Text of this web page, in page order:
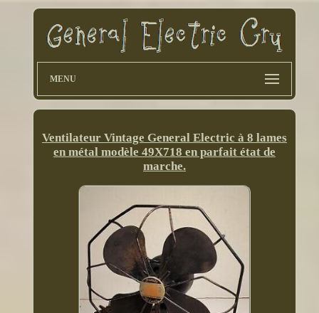
MENU
Ventilateur Vintage General Electric à 8 lames
en métal modèle 49X718 en parfait état de
marche.